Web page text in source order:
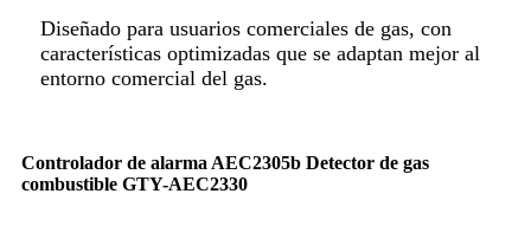
Diseñado para usuarios comerciales de gas, con
características optimizadas que se adaptan mejor al
entorno comercial del gas.
Controlador de alarma AEC2305b Detector de gas
combustible GTY-AEC2330